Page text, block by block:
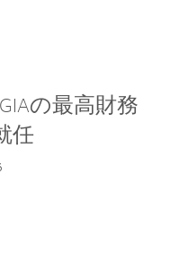
の最高財務
任